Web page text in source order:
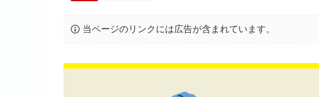
当ページのリンクには広告が含まれています。